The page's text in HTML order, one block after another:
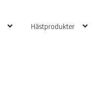
Hästprodukter